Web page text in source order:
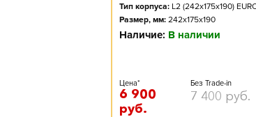
Тип корпуса: L2 (242x175x190)
Размер, мм: 242x175x190
Наличие: В наличии
Цена*
6 900
руб.
Без Trade-in
7 400 руб.